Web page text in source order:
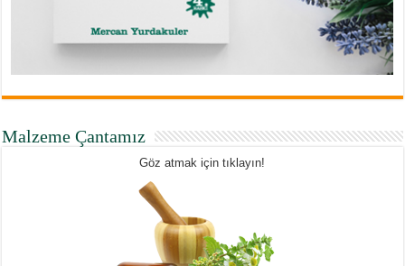
Malzeme Çantamız
Göz atmak için tıklayın!